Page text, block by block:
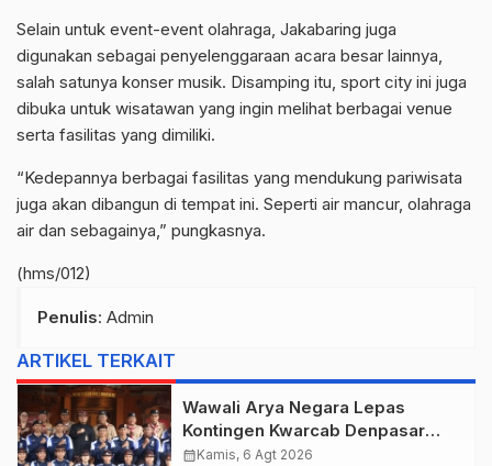
Selain untuk event-event olahraga, Jakabaring juga
digunakan sebagai penyelenggaraan acara besar lainnya,
salah satunya konser musik. Disamping itu, sport city ini juga
dibuka untuk wisatawan yang ingin melihat berbagai venue
serta fasilitas yang dimiliki.
“Kedepannya berbagai fasilitas yang mendukung pariwisata
juga akan dibangun di tempat ini. Seperti air mancur, olahraga
air dan sebagainya,” pungkasnya.
(hms/012)
Penulis: Admin
ARTIKEL TERKAIT
Wawali Arya Negara Lepas
Kontingen Kwarcab Denpasar
Menuju Jambore Nasional XII
calendar_monthKamis, 6 Agt 2026